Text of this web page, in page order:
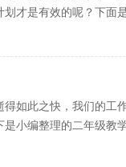
才是有效的呢？下面
如此之快，我们的
小编整理的二年级教